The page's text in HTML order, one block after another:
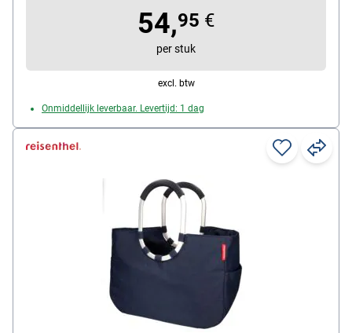
54,95 €
per stuk
excl. btw
Onmiddellijk leverbaar. Levertijd: 1 dag